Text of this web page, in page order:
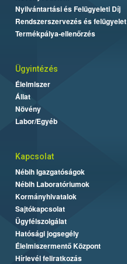
Nyilvántartási és Felügyeleti Díj
Rendszerszervezés és felügyelet
Termékpálya-ellenőrzés
Ügyintézés
Élelmiszer
Állat
Növény
Labor/Egyéb
Kapcsolat
Nébih Igazgatóságok
Nébih Laboratóriumok
Kormányhivatalok
Sajtókapcsolat
Ügyfélszolgálat
Hatósági jogsegély
Élelmiszermentő Központ
Hírlevél feliratkozás